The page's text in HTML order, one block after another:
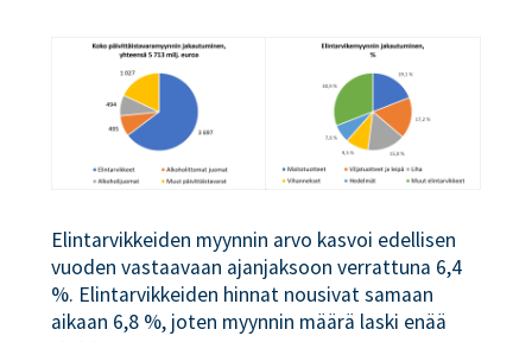
Elintarvikkeiden myynnin arvo kasvoi edellisen
vuoden vastaavaan ajanjaksoon verrattuna 6,4
%. Elintarvikkeiden hinnat nousivat samaan
aikaan 6,8 %, joten myynnin määrä laski enää